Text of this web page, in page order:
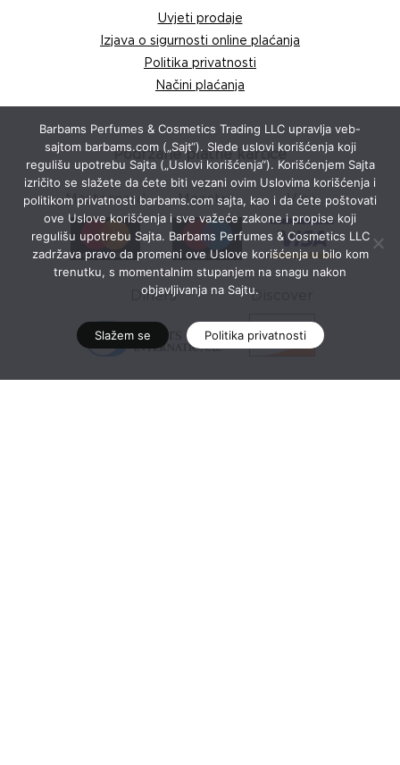
Uvjeti prodaje
Izjava o sigurnosti online plaćanja
Politika privatnosti
Načini plaćanja
Podržane platne kartice
Mastercard Maestro Visa
Diners Discover
Barbams Perfumes & Cosmetics Trading LLC upravlja veb-
sajtom barbams.com („Sajt“). Slede uslovi korišćenja koji
regulišu upotrebu Sajta („Uslovi korišćenja“). Korišćenjem Sajta
izričito se slažete da ćete biti vezani ovim Uslovima korišćenja i
politikom privatnosti barbams.com sajta, kao i da ćete poštovati
ove Uslove korišćenja i sve važeće zakone i propise koji
regulišu upotrebu Sajta. Barbams Perfumes & Cosmetics LLC
zadržava pravo da promeni ove Uslove korišćenja u bilo kom
trenutku, s momentalnim stupanjem na snagu nakon
objavljivanja na Sajtu.
Slažem se Politika privatnosti